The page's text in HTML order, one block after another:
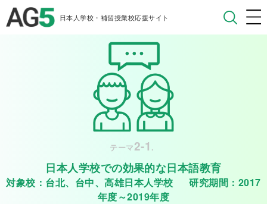
日本人学校・補習授業校応援サイト
テーマ2-1 .
日本人学校での効果的な日本語教育
対象校：台北、台中、高雄日本人学校 研究期間：2017
年度～2019年度